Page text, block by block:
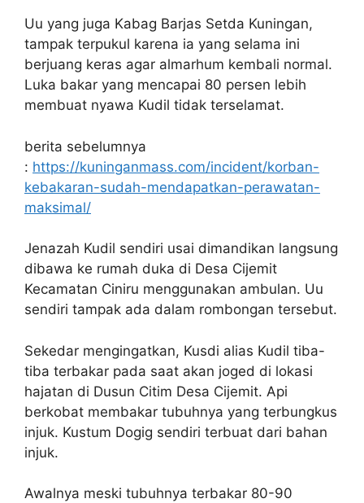
Uu yang juga Kabag Barjas Setda Kuningan,
tampak terpukul karena ia yang selama ini
berjuang keras agar almarhum kembali normal.
Luka bakar yang mencapai 80 persen lebih
membuat nyawa Kudil tidak terselamat.
berita sebelumnya
: https://kuninganmass.com/incident/korban-
kebakaran-sudah-mendapatkan-perawatan-
maksimal/
Jenazah Kudil sendiri usai dimandikan langsung
dibawa ke rumah duka di Desa Cijemit
Kecamatan Ciniru menggunakan ambulan. Uu
sendiri tampak ada dalam rombongan tersebut.
Sekedar mengingatkan, Kusdi alias Kudil tiba-
tiba terbakar pada saat akan joged di lokasi
hajatan di Dusun Citim Desa Cijemit. Api
berkobat membakar tubuhnya yang terbungkus
injuk. Kustum Dogig sendiri terbuat dari bahan
injuk.
Awalnya meski tubuhnya terbakar 80-90